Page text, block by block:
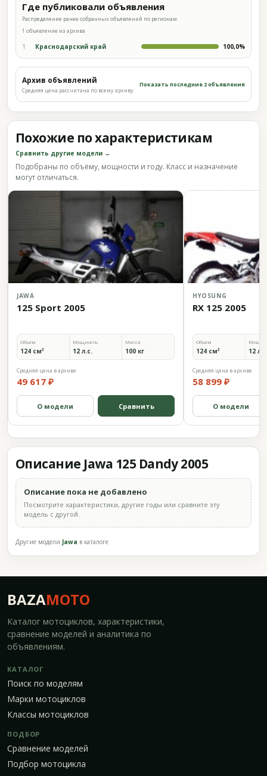
Где публиковали объявления
Распределение ранее собранных объявлений по регионам.
1 объявление из архива
1 Краснодарский край 100,0%
Архив объявлений
Средняя цена рассчитана по всему архиву
Показать последние 2 объявления
Похожие по характеристикам
Сравнить другие модели →
Подобраны по объёму, мощности и году. Класс и назначение
могут отличаться.
JAWA
125 Sport 2005
Объём
124 см³
Мощность
12 л.с.
Масса
100 кг
Средняя цена в архиве
49 617 ₽
О модели Сравнить
HYOSUNG
RX 125 2005
Объём
124 см³ 12
Средняя цена в архиве
58 899 ₽
О модели
Описание Jawa 125 Dandy 2005
Описание пока не добавлено
Посмотрите характеристики, другие годы или сравните эту
модель с другой.
Другие модели Jawa в каталоге
BAZAMOTO
Каталог мотоциклов, характеристики,
сравнение моделей и аналитика по
объявлениям.
КАТАЛОГ
Поиск по моделям
Марки мотоциклов
Классы мотоциклов
ПОДБОР
Сравнение моделей
Подбор мотоцикла